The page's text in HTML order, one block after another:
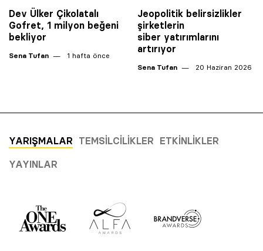
Dev Ülker Çikolatalı
Gofret, 1 milyon beğeni
bekliyor
Sena Tufan 1 hafta önce
Jeopolitik belirsizlikler
şirketlerin
siber yatırımlarını
artırıyor
Sena Tufan 20 Haziran 2026
YARIŞMALAR TEMSILCILIKLER ETKINLIKLER
YAYINLAR